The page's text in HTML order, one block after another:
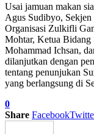
Usai jamuan makan
Agus Sudibyo,
Organisasi Zulkifli
Mohtar, Ketua Bidang
Mohammad Ichsan,
dilanjutkan dengan
tentang penunjukan
yang berlangsung di
0
Share Facebook